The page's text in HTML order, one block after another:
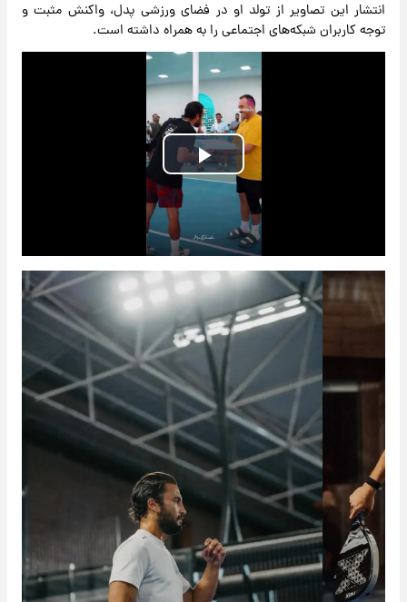
انتشار این تصاویر از تولد او در فضای ورزشی پدل، واکنش مثبت و
توجه کاربران شبکه‌های اجتماعی را به همراه داشته است.
Play
Video